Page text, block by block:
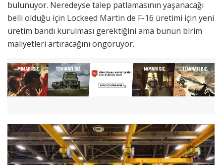
bulunuyor. Neredeyse talep patlamasının yaşanacağı
belli olduğu için Lockeed Martin de F-16 üretimi için yeni
üretim bandı kurulması gerektiğini ama bunun birim
maliyetleri artıracağını öngörüyor.